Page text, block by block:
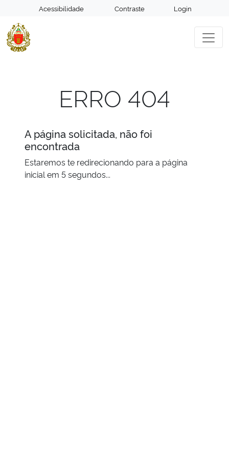
Acessibilidade Contraste Login
ERRO 404
A página solicitada, não foi
encontrada
Estaremos te redirecionando para a página
inicial em 5 segundos...